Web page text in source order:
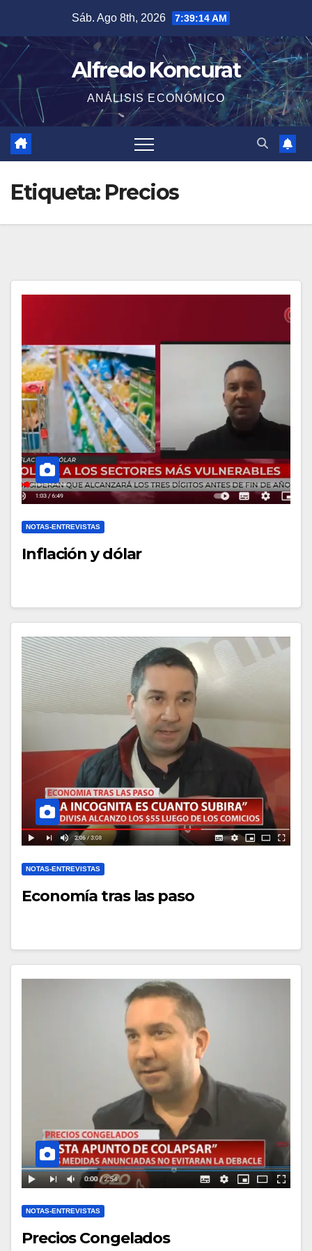
contenido
Sáb. Ago 8th, 2026 7:39:15 AM
Alfredo Koncurat
ANÁLISIS ECONÓMICO
Etiqueta: Precios
NOTAS-ENTREVISTAS
Inflación y dólar
NOTAS-ENTREVISTAS
Economía tras las paso
NOTAS-ENTREVISTAS
Precios Congelados